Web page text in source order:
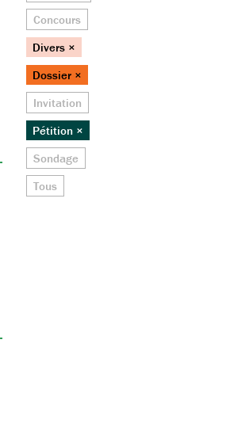
Concours
Divers ×
Dossier ×
Invitation
Pétition ×
Sondage
Tous